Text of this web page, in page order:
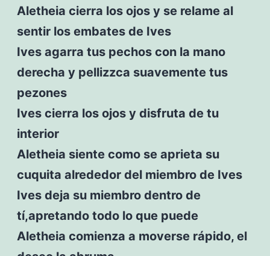
Aletheia cierra los ojos y se relame al
sentir los embates de Ives
Ives agarra tus pechos con la mano
derecha y pellizzca suavemente tus
pezones
Ives cierra los ojos y disfruta de tu
interior
Aletheia siente como se aprieta su
cuquita alrededor del miembro de Ives
Ives deja su miembro dentro de
tí,apretando todo lo que puede
Aletheia comienza a moverse rápido, el